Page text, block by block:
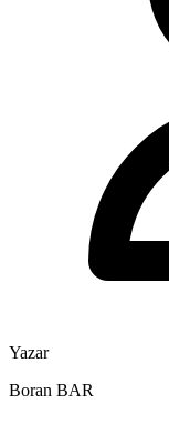
Yazar
Boran BAR